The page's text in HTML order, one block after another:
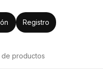
Registro
de productos